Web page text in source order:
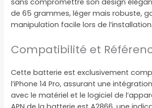
sans compromettre son design
de 65 grammes, léger mais robuste,
manipulation facile lors de l’installation.
Compatibilité et
Cette batterie est exclusivement
l’iPhone 14 Pro, assurant une
avec le matériel et le logiciel de